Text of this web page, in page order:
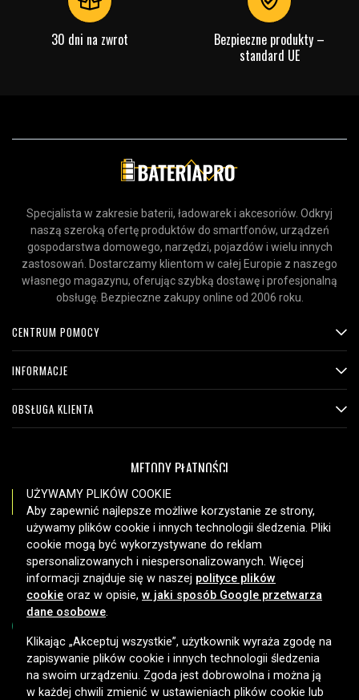
30 dni na zwrot
Bezpieczne produkty –
standard UE
Specjalista w zakresie baterii, ładowarek i akcesoriów. Odkryj
naszą szeroką ofertę produktów do smartfonów, urządzeń
gospodarstwa domowego, narzędzi, pojazdów i wielu innych
zastosowań. Dostarczamy klientom w całej Europie z naszego
własnego magazynu, oferując szybką dostawę i profesjonalną
obsługę. Bezpieczne zakupy online od 2006 roku.
CENTRUM POMOCY
INFORMACJE
OBSŁUGA KLIENTA
METODY PŁATNOŚCI
OPCJE DOSTAWY
Copyright © 2026, Spares Nordic AB
UŻYWAMY PLIKÓW COOKIE
Aby zapewnić najlepsze możliwe korzystanie ze strony,
używamy plików cookie i innych technologii śledzenia. Pliki
cookie mogą być wykorzystywane do reklam
spersonalizowanych i niespersonalizowanych. Więcej
informacji znajduje się w naszej polityce plików
cookie oraz w opisie, w jaki sposób Google przetwarza
dane osobowe.
Klikając „Akceptuj wszystkie”, użytkownik wyraża zgodę na
zapisywanie plików cookie i innych technologii śledzenia
na swoim urządzeniu. Zgoda jest dobrowolna i można ją
w każdej chwili zmienić w ustawieniach plików cookie lub